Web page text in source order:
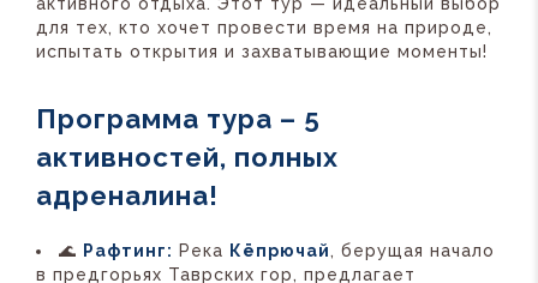
для тех, кто хочет провести время на природе,
испытать открытия и захватывающие моменты!
Программа тура – 5
активностей, полных
адреналина!
🌊 Рафтинг: Река Кёпрючай, берущая начало
в предгорьях Таврских гор, предлагает